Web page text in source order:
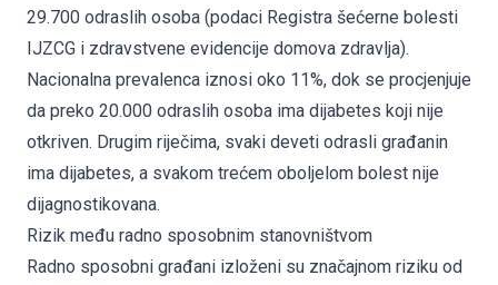
29.700 odraslih osoba (podaci Registra šećerne bolesti
IJZCG i zdravstvene evidencije domova zdravlja).
Nacionalna prevalenca iznosi oko 11%, dok se procjenjuje
da preko 20.000 odraslih osoba ima dijabetes koji nije
otkriven. Drugim riječima, svaki deveti odrasli građanin
ima dijabetes, a svakom trećem oboljelom bolest nije
dijagnostikovana.
Rizik među radno sposobnim stanovništvom
Radno sposobni građani izloženi su značajnom riziku od